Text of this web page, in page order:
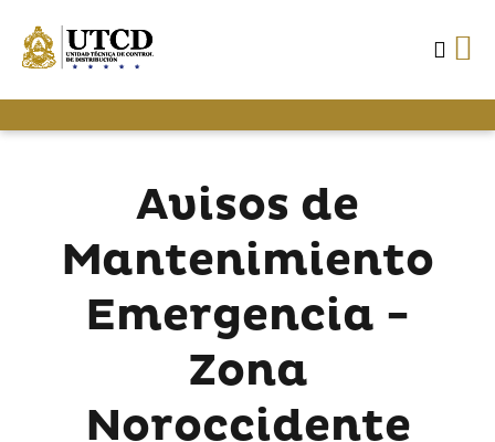
Avisos de
Mantenimiento
Emergencia -
Zona
Noroccidente